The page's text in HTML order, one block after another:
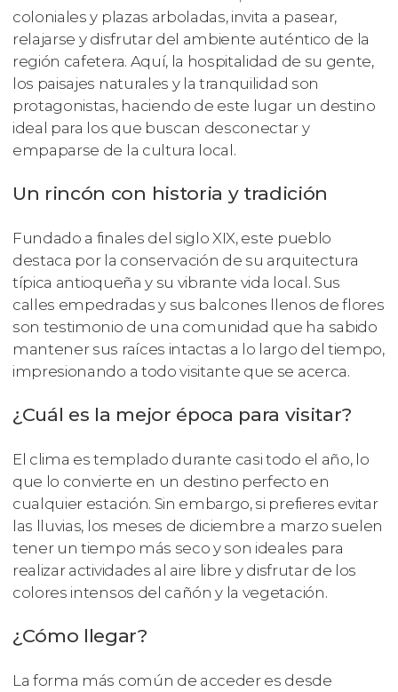
coloniales y plazas arboladas, invita a pasear,
relajarse y disfrutar del ambiente auténtico de la
región cafetera. Aquí, la hospitalidad de su gente,
los paisajes naturales y la tranquilidad son
protagonistas, haciendo de este lugar un destino
ideal para los que buscan desconectar y
empaparse de la cultura local.
Un rincón con historia y tradición
Fundado a finales del siglo XIX, este pueblo
destaca por la conservación de su arquitectura
típica antioqueña y su vibrante vida local. Sus
calles empedradas y sus balcones llenos de flores
son testimonio de una comunidad que ha sabido
mantener sus raíces intactas a lo largo del tiempo,
impresionando a todo visitante que se acerca.
¿Cuál es la mejor época para visitar?
El clima es templado durante casi todo el año, lo
que lo convierte en un destino perfecto en
cualquier estación. Sin embargo, si prefieres evitar
las lluvias, los meses de diciembre a marzo suelen
tener un tiempo más seco y son ideales para
realizar actividades al aire libre y disfrutar de los
colores intensos del cañón y la vegetación.
¿Cómo llegar?
La forma más común de acceder es desde